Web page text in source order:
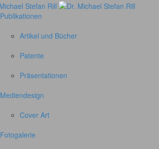
Publikationen
Artikel und Bücher
Patente
Präsentationen
Mediendesign
Cover Art
Fotogalerie